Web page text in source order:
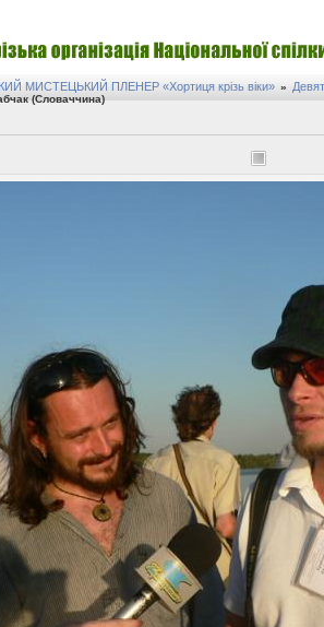
МИСТЕЦЬКИЙ ПЛЕНЕР «Хортиця крізь віки» »
(Словаччина)